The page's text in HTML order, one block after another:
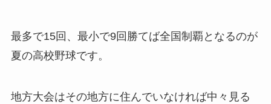
最多で15回、最小で9回勝てば全国制覇となるのが
夏の高校野球です。
地方大会はその地方に住んでいなければ中々見る